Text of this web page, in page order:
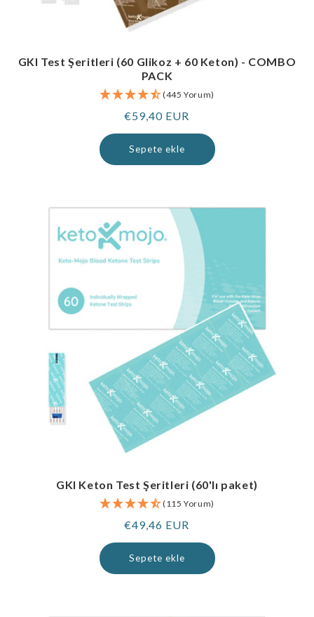
GKI Test Şeritleri (60 Glikoz + 60 Keton) - COMBO
PACK
(445 Yorum)
Normal
fiyat
€59,40 EUR
Sepete ekle
GKI Keton Test Şeritleri (60'lı paket)
(115 Yorum)
Normal
fiyat
€49,46 EUR
Sepete ekle